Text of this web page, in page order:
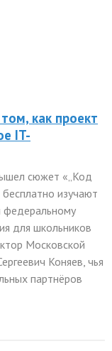
как проект
IT-
сюжет «„Код
изучают
федеральному
для школьников
Московской
Коняев, чья
партнёров